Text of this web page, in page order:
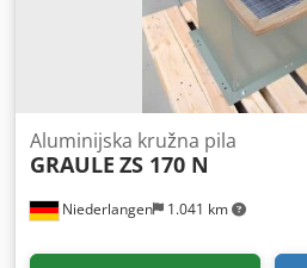
Niederlangen 1.041 km
Aluminijska kružna pila
GRAULE ZS 170 N